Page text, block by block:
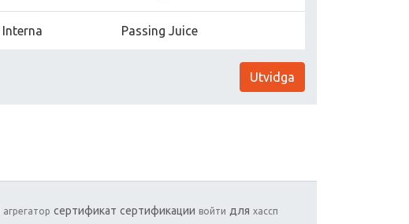
Interna Passing Juice
Utvidga
агрегатор сертификат сертификации войти для хассп